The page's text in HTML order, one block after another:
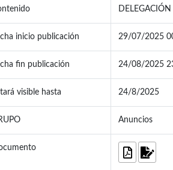
inicio publicación 29/07/2025
fin publicación 24/08/2025
visible hasta 24/8/2025
Anuncios